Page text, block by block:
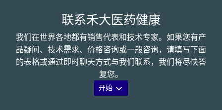
联系禾大医药健康
我们在世界各地都有销售代表和技术专家。如果您有产
品疑问、技术需求、价格咨询或一般咨询，请填写下面
的表格或通过即时聊天方式与我们联系，我们将尽快答
复您。
开始